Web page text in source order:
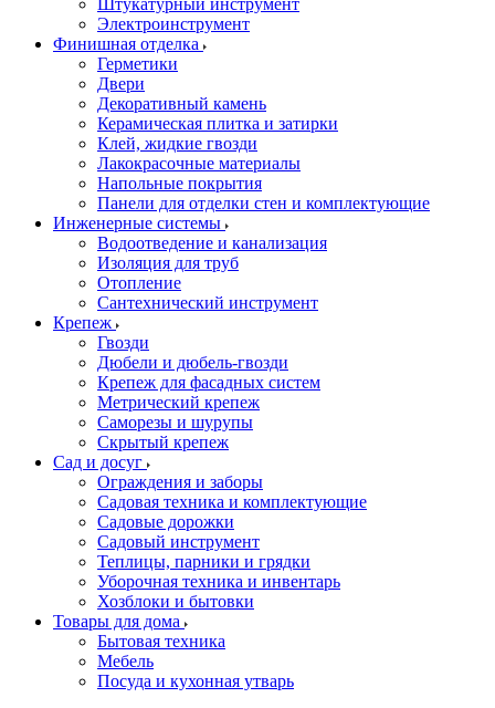
Штукатурный инструмент
Электроинструмент
Финишная отделка
Герметики
Двери
Декоративный камень
Керамическая плитка и затирки
Клей, жидкие гвозди
Лакокрасочные материалы
Напольные покрытия
Панели для отделки стен и комплектующие
Инженерные системы
Водоотведение и канализация
Изоляция для труб
Отопление
Сантехнический инструмент
Крепеж
Гвозди
Дюбели и дюбель-гвозди
Крепеж для фасадных систем
Метрический крепеж
Саморезы и шурупы
Скрытый крепеж
Сад и досуг
Ограждения и заборы
Садовая техника и комплектующие
Садовые дорожки
Садовый инструмент
Теплицы, парники и грядки
Уборочная техника и инвентарь
Хозблоки и бытовки
Товары для дома
Бытовая техника
Мебель
Посуда и кухонная утварь